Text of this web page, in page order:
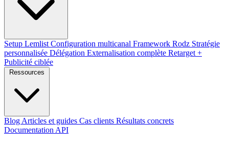
Setup Lemlist Configuration multicanal Framework Rodz Stratégie
personnalisée Délégation Externalisation complète Retarget +
Publicité ciblée
Blog Articles et guides Cas clients Résultats concrets
Documentation API